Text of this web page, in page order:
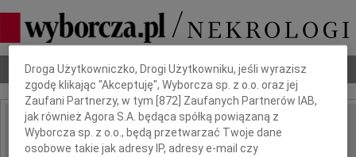
Nekrologi Odeszli Poradnik pogrzebowy
IMIĘ I NAZWISKO: Andrzej Zapałowski
Dbamy o Twoją prywatność
Droga Użytkowniczko, Drogi Użytkowniku, jeśli wyrazisz
zgodę klikając "Akceptuję", Wyborcza sp. z o.o. oraz jej
Zaufani Partnerzy, w tym [872 ] Zaufanych Partnerów IAB,
jak również Agora S.A. będąca spółką powiązaną z
Wyborcza sp. z o.o., będą przetwarzać Twoje dane
osobowe takie jak adresy IP, adresy e-mail czy